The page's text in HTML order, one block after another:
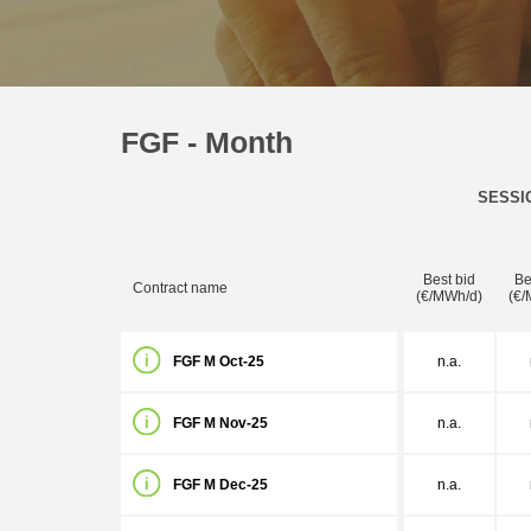
FGF - Month
Contract name
Best bid
(€/MWh/d)
(€/
FGF M Oct-25 n.a.
FGF M Nov-25 n.a.
FGF M Dec-25 n.a.